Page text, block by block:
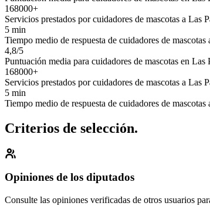
168000+
Servicios prestados por cuidadores de mascotas a Las
5 min
Tiempo medio de respuesta de cuidadores de mascotas
4,8/5
Puntuación media para cuidadores de mascotas en Las
168000+
Servicios prestados por cuidadores de mascotas a Las
5 min
Tiempo medio de respuesta de cuidadores de mascotas
Criterios de selección.
Opiniones de los diputados
Consulte las opiniones verificadas de otros usuarios